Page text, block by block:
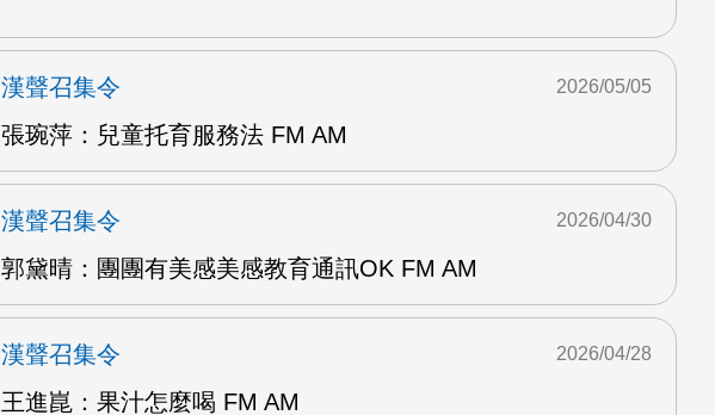
漢聲召集令
張琬萍：兒童托育服務法 FM AM
2026/05/05
漢聲召集令
郭黛晴：團團有美感美感教育通訊OK FM AM
2026/04/30
漢聲召集令
王進崑：果汁怎麼喝 FM AM
2026/04/28